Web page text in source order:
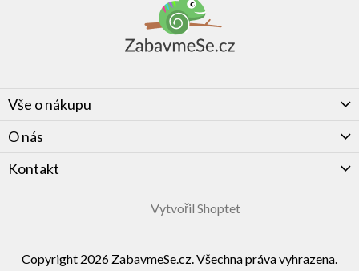
Vše o nákupu
O nás
Kontakt
Vytvořil Shoptet
Copyright 2026 ZabavmeSe.cz. Všechna práva vyhrazena.